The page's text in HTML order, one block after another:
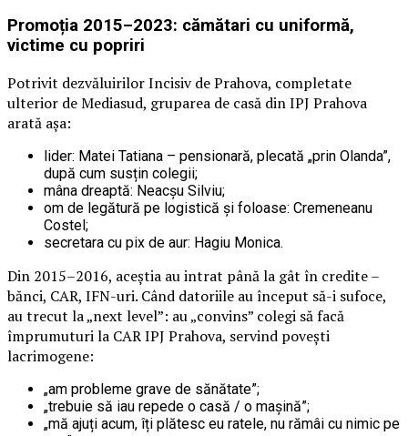
Promoția 2015–2023: cămătari cu uniformă,
victime cu popriri
Potrivit dezvăluirilor Incisiv de Prahova, completate
ulterior de Mediasud, gruparea de casă din IPJ Prahova
arată așa:
lider: Matei Tatiana – pensionară, plecată „prin Olanda”,
după cum susțin colegii;
mâna dreaptă: Neacșu Silviu;
om de legătură pe logistică și foloase: Cremeneanu
Costel;
secretara cu pix de aur: Hagiu Monica.
Din 2015–2016, aceștia au intrat până la gât în credite –
bănci, CAR, IFN-uri. Când datoriile au început să-i sufoce,
au trecut la „next level”: au „convins” colegi să facă
împrumuturi la CAR IPJ Prahova, servind povești
lacrimogene:
„am probleme grave de sănătate”;
„trebuie să iau repede o casă / o mașină”;
„mă ajuți acum, îți plătesc eu ratele, nu rămâi cu nimic pe